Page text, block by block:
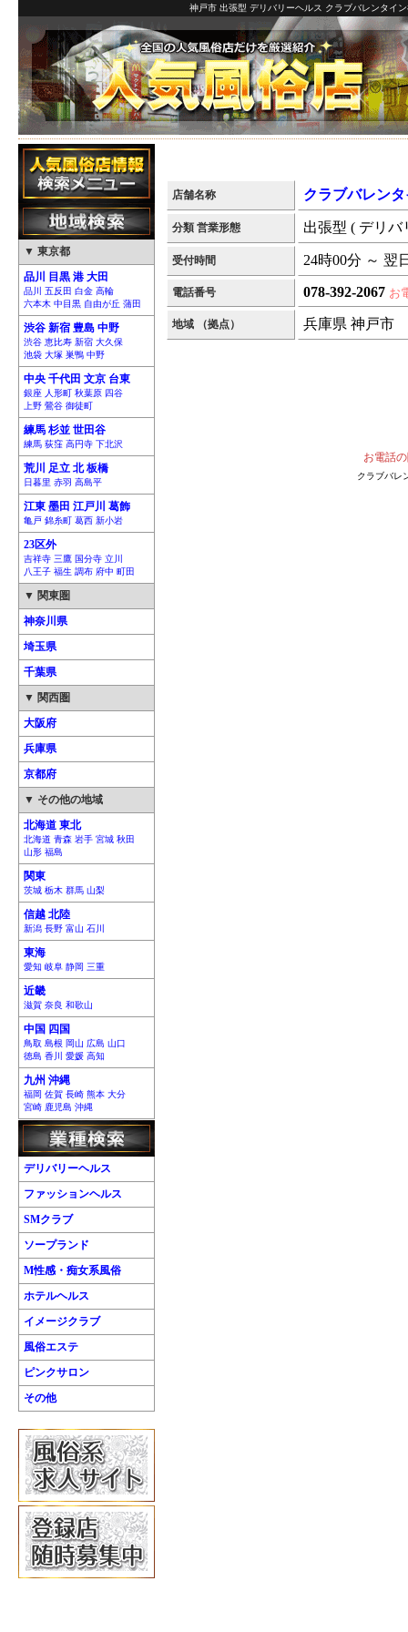
神戸市 出張型 デリバリーヘルス クラブバレンタイ
▼ 東京都
品川 目黒 港 大田
品川 五反田 白金 高輪
六本木 中目黒 自由が丘 蒲田
渋谷 新宿 豊島 中野
渋谷 恵比寿 新宿 大久保
池袋 大塚 巣鴨 中野
中央 千代田 文京 台東
銀座 人形町 秋葉原 四谷
上野 鶯谷 御徒町
練馬 杉並 世田谷
練馬 荻窪 高円寺 下北沢
荒川 足立 北 板橋
日暮里 赤羽 高島平
江東 墨田 江戸川 葛飾
亀戸 錦糸町 葛西 新小岩
23区外
吉祥寺 三鷹 国分寺 立川
八王子 福生 調布 府中 町田
▼ 関東圏
神奈川県
埼玉県
千葉県
▼ 関西圏
大阪府
兵庫県
京都府
▼ その他の地域
北海道 東北
北海道 青森 岩手 宮城 秋田
山形 福島
関東
茨城 栃木 群馬 山梨
信越 北陸
新潟 長野 富山 石川
東海
愛知 岐阜 静岡 三重
近畿
滋賀 奈良 和歌山
中国 四国
鳥取 島根 岡山 広島 山口
徳島 香川 愛媛 高知
九州 沖縄
福岡 佐賀 長崎 熊本 大分
宮崎 鹿児島 沖縄
デリバリーヘルス
ファッションヘルス
SMクラブ
ソープランド
M性感・痴女系風俗
ホテルヘルス
イメージクラブ
風俗エステ
ピンクサロン
その他
店舗名称 クラブバレン
分類 営業形態 出張型 ( デリバ
受付時間 24時00分 ～ 翌
電話番号 078-392-2067 お
地域 （拠点） 兵庫県 神戸市
お電話
クラブバレ